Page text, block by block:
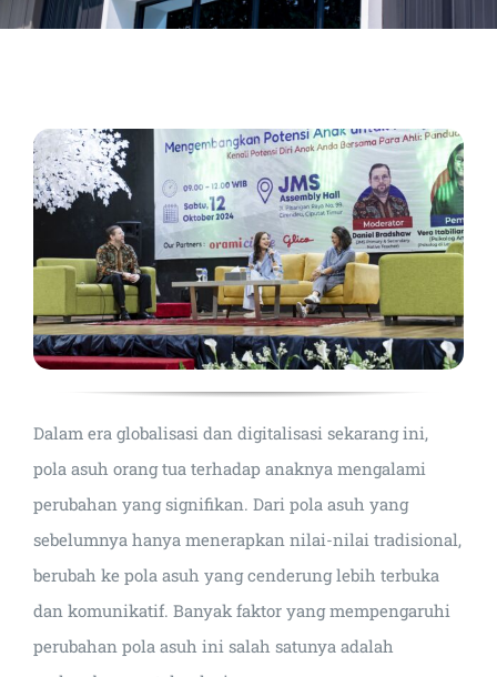
Dalam era globalisasi dan digitalisasi sekarang ini,
pola asuh orang tua terhadap anaknya mengalami
perubahan yang signifikan. Dari pola asuh yang
sebelumnya hanya menerapkan nilai-nilai tradisional,
berubah ke pola asuh yang cenderung lebih terbuka
dan komunikatif. Banyak faktor yang mempengaruhi
perubahan pola asuh ini salah satunya adalah